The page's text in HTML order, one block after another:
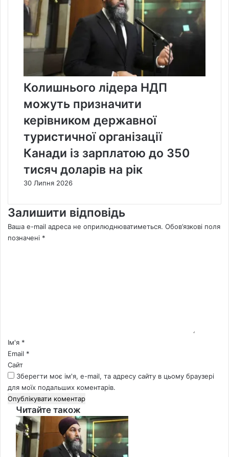
Колишнього лідера НДП
можуть призначити
керівником державної
туристичної організації
Канади із зарплатою до 350
тисяч доларів на рік
30 Липня 2026
Залишити відповідь
Ваша e-mail адреса не оприлюднюватиметься. Обов’язкові поля
позначені *
*Ім'я *
Email *
Сайт
Зберегти моє ім'я, e-mail, та адресу сайту в цьому браузері
для моїх подальших коментарів.
Читайте також
Close